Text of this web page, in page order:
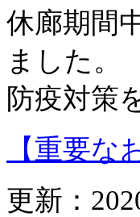
休廊期間
ました。
防疫対策
【重要な
更新：